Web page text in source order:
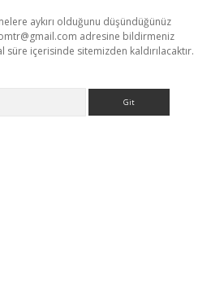
aykırı olduğunu düşündüğünüz
adresine bildirmeniz
içerisinde sitemizden kaldırılacaktır.